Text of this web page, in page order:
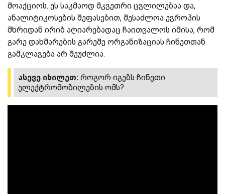
მოაქციოს. ეს საკმაოდ მკვეთრი ცვლილებაა და,
ანალიტიკოსების შეფასებით, შესაძლოა ევროპის
მხრიდან ირიბ აღიარებადაც ჩაითვალოს იმისა, რომ
გარე დახმარების გარეშე ორგანიზაციას ჩინეთთან
გამკლავება არ შეუძლია.
ასევე იხილეთ: როგორ იგებს ჩინეთი
ელექტრომობილების ომს?